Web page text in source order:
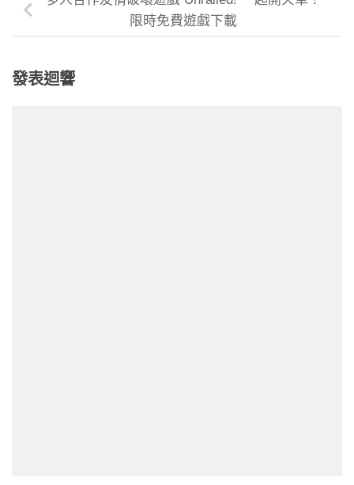
限時免費遊戲下載
發表迴響